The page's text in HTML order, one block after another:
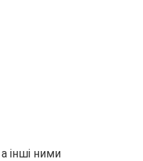
інші ними